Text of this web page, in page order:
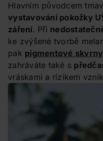
Hlavním původcem
vystavování pokožky
záření. Při
ke zvýšené tvorbě
pak pigmentové skvrny
zahráváte také s
vráskami a rizikem